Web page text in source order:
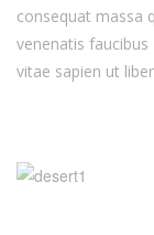
consequat massa
venenatis
vitae sapien ut